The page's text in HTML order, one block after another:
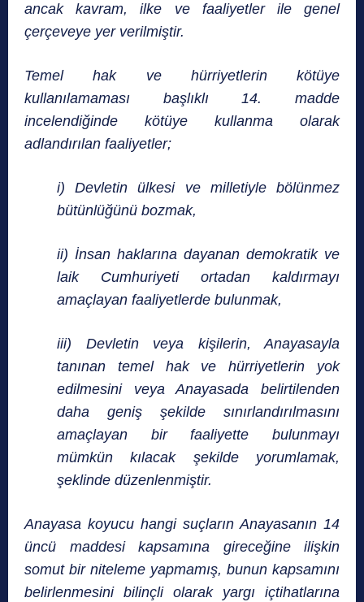
ancak kavram, ilke ve faaliyetler ile genel
çerçeveye yer verilmiştir.
Temel hak ve hürriyetlerin kötüye
kullanılamaması başlıklı 14. madde
incelendiğinde kötüye kullanma olarak
adlandırılan faaliyetler;
i) Devletin ülkesi ve milletiyle bölünmez
bütünlüğünü bozmak,
ii) İnsan haklarına dayanan demokratik ve
laik Cumhuriyeti ortadan kaldırmayı
amaçlayan faaliyetlerde bulunmak,
iii) Devletin veya kişilerin, Anayasayla
tanınan temel hak ve hürriyetlerin yok
edilmesini veya Anayasada belirtilenden
daha geniş şekilde sınırlandırılmasını
amaçlayan bir faaliyette bulunmayı
mümkün kılacak şekilde yorumlamak,
şeklinde düzenlenmiştir.
Anayasa koyucu hangi suçların Anayasanın 14
üncü maddesi kapsamına gireceğine ilişkin
somut bir niteleme yapmamış, bunun kapsamını
belirlenmesini bilinçli olarak yargı içtihatlarına